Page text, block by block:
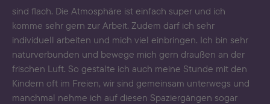
sind flach. Die Atmosphäre ist einfach super und ich
komme sehr gern zur Arbeit. Zudem darf ich sehr
individuell arbeiten und mich viel einbringen. Ich bin sehr
naturverbunden und bewege mich gern draußen an der
frischen Luft. So gestalte ich auch meine Stunde mit den
Kindern oft im Freien, wir sind gemeinsam unterwegs und
manchmal nehme ich auf diesen Spaziergängen sogar